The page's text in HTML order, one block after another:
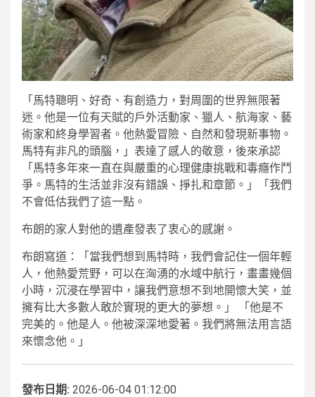
「馬特聰明、好奇、有創造力，對周圍的世界無限著
迷。他是一位有天賦的戶外活動家、獵人、航海家、藝
術家和終身學習者。他熱愛冒險、自然和發現新事物。
馬特有非凡的頭腦，」表達了感人的敬意，後來承認
「馬特多年來一直在與嚴重的心理健康挑戰和毒癮作鬥
爭。馬特的生活並非沒有錯誤、掙扎和章節。」「我們
不會低估我們了這一點。
布朗的家人對他的遺產發表了衷心的感謝。
布朗寫道：「當我們想到馬特時，我們會記住一個年輕
人，他熱愛荒野，可以在洶湧的水域中航行，畫畫幾個
小時，沉浸在學習中，讓我們意想不到地開懷大笑，並
擁有比大多數人敢於實現的更大的夢想。」 「他是不
完美的。他是人。他被深深地愛著。我們將無法用言語
來懷念他。」
發布日期: 2026-06-04 01:12:00